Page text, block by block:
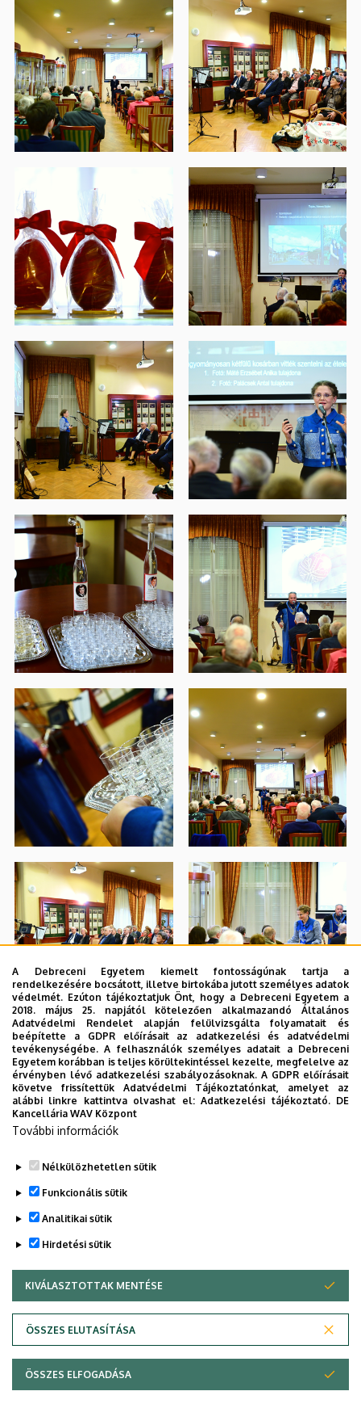
Adatvédelem
Szerzői jog © 2026 Unideb
A Debreceni Egyetem kiemelt fontosságúnak tartja a
rendelkezésére bocsátott, illetve birtokába jutott személyes adatok
védelmét. Ezúton tájékoztatjuk Önt, hogy a Debreceni Egyetem a
2018. május 25. napjától kötelezően alkalmazandó Általános
Adatvédelmi Rendelet alapján felülvizsgálta folyamatait és
beépítette a GDPR előírásait az adatkezelési és adatvédelmi
tevékenységébe. A felhasználók személyes adatait a Debreceni
Egyetem korábban is teljes körültekintéssel kezelte, megfelelve az
érvényben lévő adatkezelési szabályozásoknak. A GDPR előírásait
követve frissítettük Adatvédelmi Tájékoztatónkat, amelyet az
alábbi linkre kattintva olvashat el:Adatkezelési tájékoztató. DE
Kancellária WAV Központ
További információk
Nélkülözhetetlen sütik
Funkcionális sütik
Analitikai sütik
Hirdetési sütik
KIVÁLASZTOTTAK MENTÉSE
ÖSSZES ELUTASÍTÁSA
WITHDRAW CONSENT
ÖSSZES ELFOGADÁSA